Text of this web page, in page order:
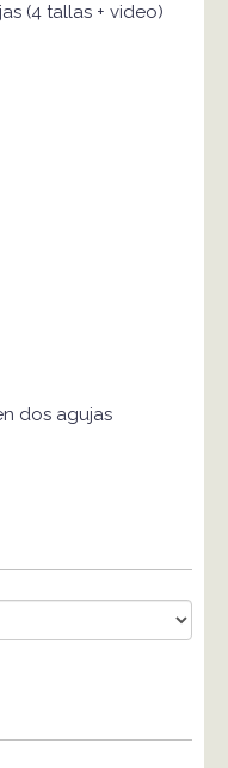
(4 tallas + video)
dos agujas